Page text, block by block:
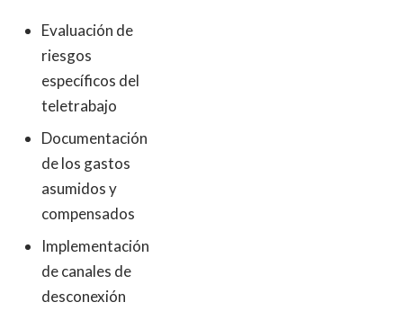
Evaluación de
riesgos
específicos del
teletrabajo
Documentación
de los gastos
asumidos y
compensados
Implementación
de canales de
desconexión